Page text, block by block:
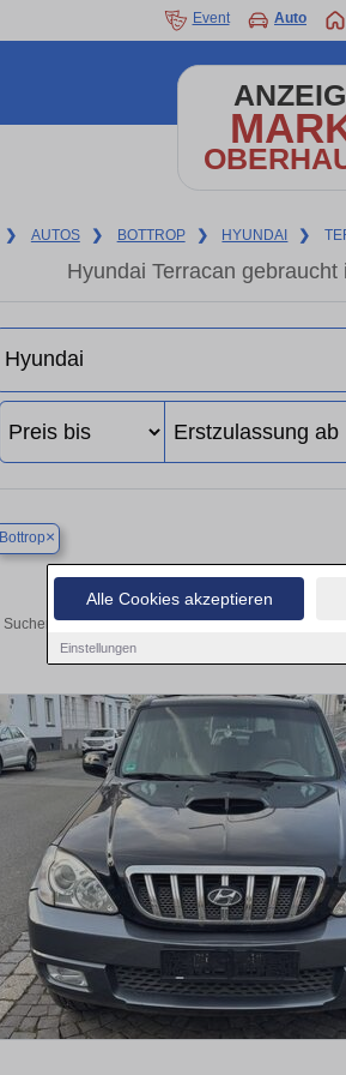
Alle Cookies akzeptieren
Einstellungen
Event Auto
❯ AUTOS ❯ BOTTROP ❯ HYUNDAI ❯
Hyundai Terracan
Bottrop×
Finden
Suchen Sie in Bottrop einen Hyundai Terracan